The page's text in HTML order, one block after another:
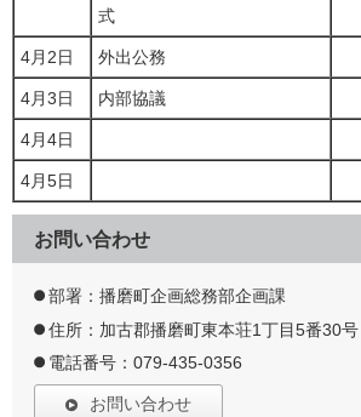
式
4月2日 外出公務
4月3日 内部協議
4月4日
4月5日
お問い合わせ
部署：播磨町企画総務部企画課
住所：加古郡播磨町東本荘1丁目5番30号
電話番号：079-435-0356
お問い合わせ